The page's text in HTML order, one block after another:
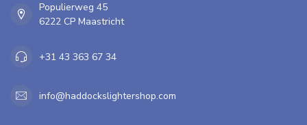
Populierweg 45
6222 CP Maastricht
+31 43 363 67 34
info@haddockslightershop.com